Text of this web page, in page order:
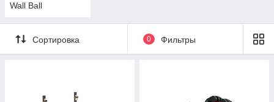
Wall Ball
Сортировка 0 Фильтры